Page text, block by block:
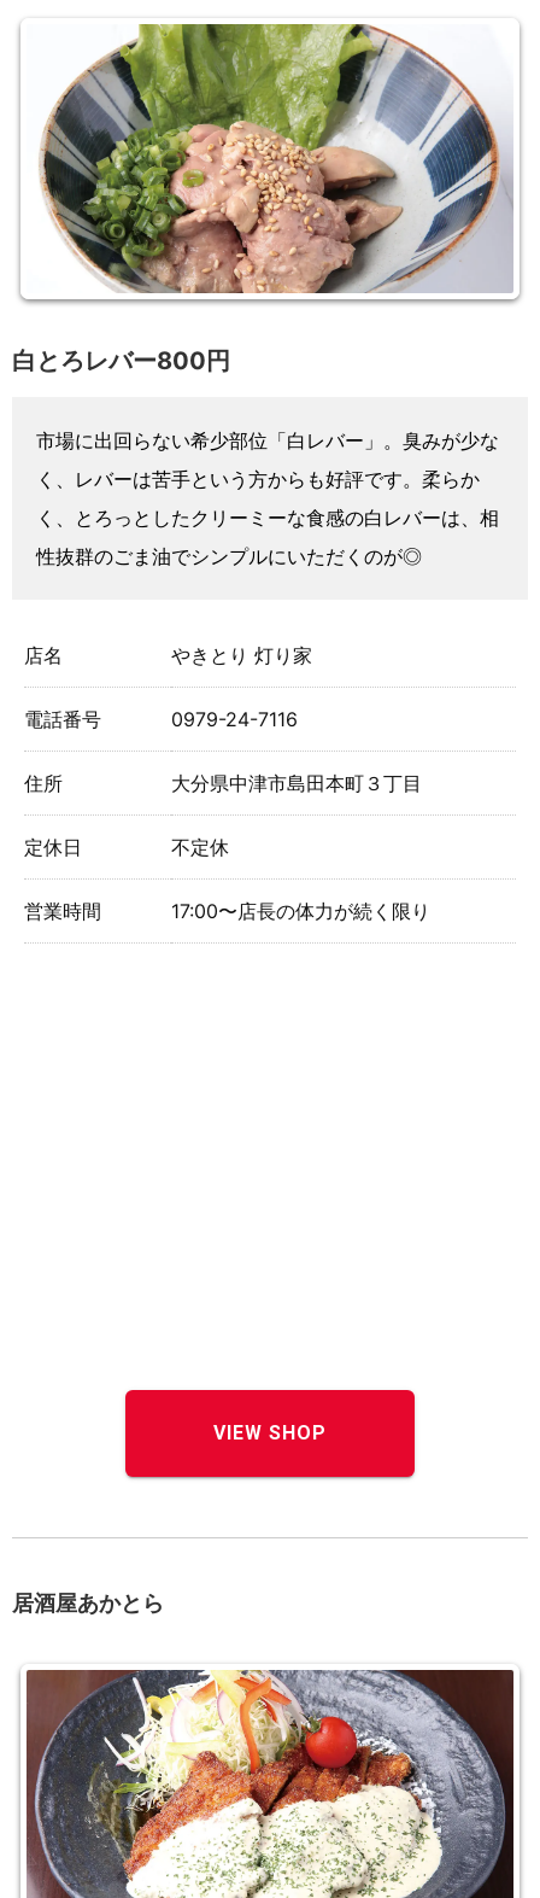
白とろレバー800円
市場に出回らない希少部位「白レバー」。臭みが少な
く、レバーは苦手という方からも好評です。柔らか
く、とろっとしたクリーミーな食感の白レバーは、相
性抜群のごま油でシンプルにいただくのが◎
店名 やきとり 灯り家
電話番号 0979-24-7116
住所 大分県中津市島田本町３丁目
定休日 不定休
営業時間 17:00〜店長の体力が続く限り
VIEW SHOP
居酒屋あかとら